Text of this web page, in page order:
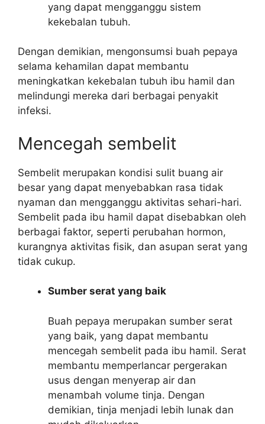
yang dapat mengganggu sistem
kekebalan tubuh.
Dengan demikian, mengonsumsi buah pepaya
selama kehamilan dapat membantu
meningkatkan kekebalan tubuh ibu hamil dan
melindungi mereka dari berbagai penyakit
infeksi.
Mencegah sembelit
Sembelit merupakan kondisi sulit buang air
besar yang dapat menyebabkan rasa tidak
nyaman dan mengganggu aktivitas sehari-hari.
Sembelit pada ibu hamil dapat disebabkan oleh
berbagai faktor, seperti perubahan hormon,
kurangnya aktivitas fisik, dan asupan serat yang
tidak cukup.
Sumber serat yang baik
Buah pepaya merupakan sumber serat
yang baik, yang dapat membantu
mencegah sembelit pada ibu hamil. Serat
membantu memperlancar pergerakan
usus dengan menyerap air dan
menambah volume tinja. Dengan
demikian, tinja menjadi lebih lunak dan